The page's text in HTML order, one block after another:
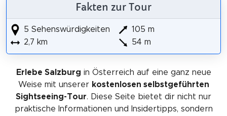
Fakten zur Tour
5 Sehenswürdigkeiten
2,7 km
105 m
54 m
Erlebe Salzburg in Österreich auf eine ganz neue
Weise mit unserer kostenlosen selbstgeführten
Sightseeing-Tour. Diese Seite bietet dir nicht nur
praktische Informationen und Insidertipps, sondern